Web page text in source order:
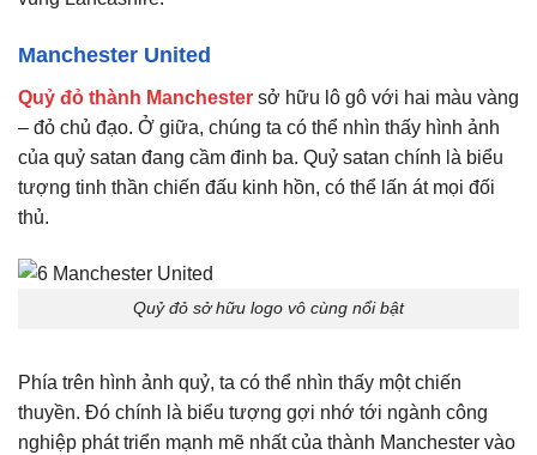
Manchester United
Quỷ đỏ thành Manchester sở hữu lô gô với hai màu vàng
– đỏ chủ đạo. Ở giữa, chúng ta có thể nhìn thấy hình ảnh
của quỷ satan đang cầm đinh ba. Quỷ satan chính là biểu
tượng tinh thần chiến đấu kinh hồn, có thể lấn át mọi đối
thủ.
Quỷ đỏ sở hữu logo vô cùng nổi bật
Phía trên hình ảnh quỷ, ta có thể nhìn thấy một chiến
thuyền. Đó chính là biểu tượng gợi nhớ tới ngành công
nghiệp phát triển mạnh mẽ nhất của thành Manchester vào